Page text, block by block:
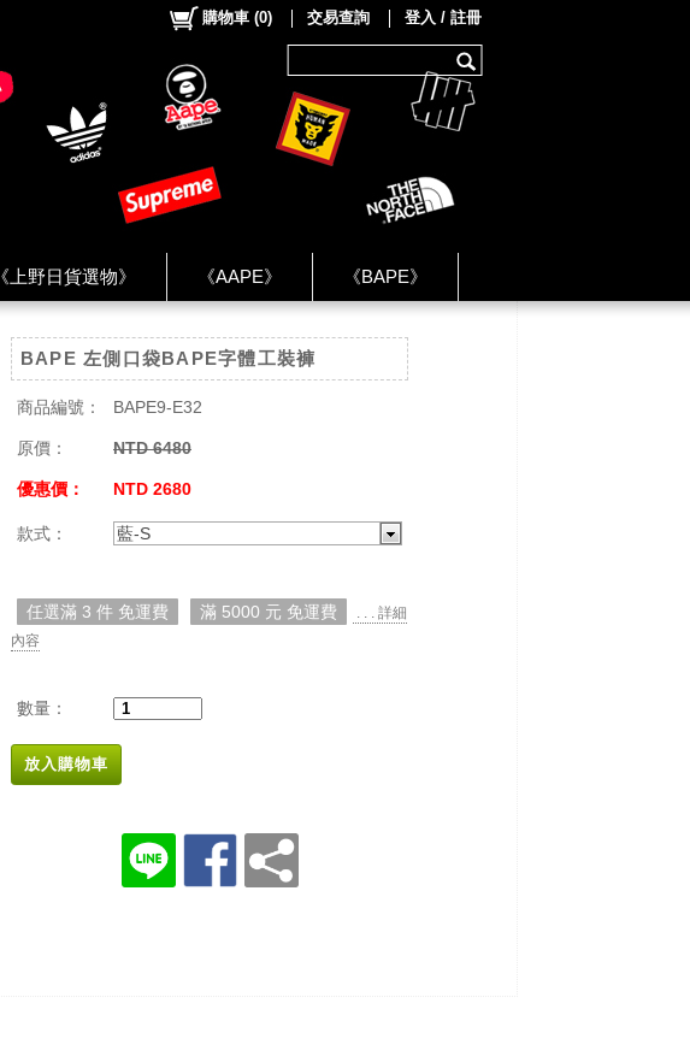
《上野日貨選物》 《AAPE》 《BAPE》
★ Facebook Group ★
購物車 (0) 交易查詢 登入 / 註冊
BAPE 左側口袋BAPE字體工裝褲
商品編號： BAPE9-E32
原價： NTD 6480
優惠價： NTD 2680
款式： 藍-S
任選滿 3 件 免運費 滿 5000 元 免運費
. . . 詳細
內容
數量：
放入購物車